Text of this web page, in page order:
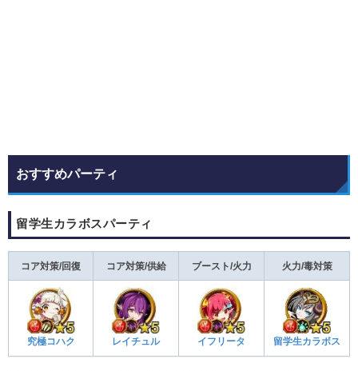
おすすめパーティ
留学生カラボスパーティ
コア対策/回復 コア対策/供給 ブースト/火力 火力/毒対策
究極コハク レイチュル イフリータ 留学生カラボス